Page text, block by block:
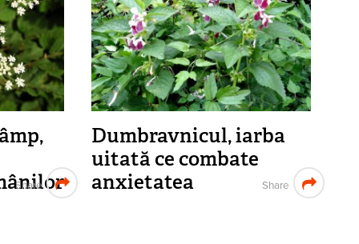
Share
Dumbravnicul, iarba
uitată ce combate
anxietatea
Share